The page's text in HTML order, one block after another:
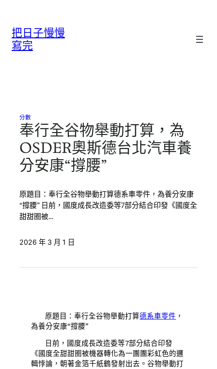
把日子慢慢
寫完
分數
奉行全谷物舉動打算，為
OSDER奧斯德台北汽車養
分安康“撐腰”
原題目：奉行全谷物舉動打算德系車零件，為養分安康
“撐腰” 日前，國度成長改造委等7部分結合印發《國度全
甜甜圈被…
2026 年 3 月 1 日
原題目：奉行全谷物舉動打算德系車零件 ，
為養分安康“撐腰”
日前，國度成長改造委等7部分結合印發
《國度全甜甜圈被機器轉化為一團團彩虹色的邏
輯悖論，朝著金箔千紙鶴發射出去。谷物舉動打